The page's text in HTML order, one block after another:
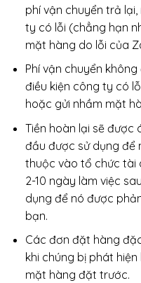
phí vận chuyển trả
ty có lỗi (chẳng hạn
mặt hàng do lỗi của
Phí vận chuyển
điều kiện công ty có
hoặc gửi nhầm mặt
Tiền hoàn lại sẽ được
đầu được sử dụng để
thuộc vào tổ chức tài
2-10 ngày làm việc
dụng để nó được
bạn.
Các đơn đặt hàng
khi chúng bị phát
mặt hàng đặt trước.